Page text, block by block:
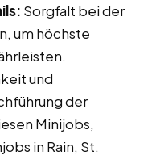
Sorgfalt bei der
um höchste
und
der
Minijobs,
in Rain, St.